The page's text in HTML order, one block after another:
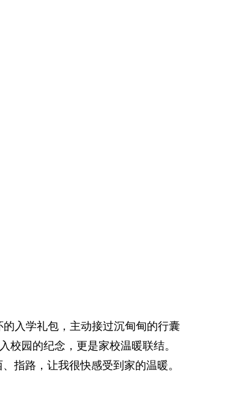
入学礼包，主动接过沉甸甸的行囊
园的纪念，更是家校温暖联结。
指路，让我很快感受到家的温暖。